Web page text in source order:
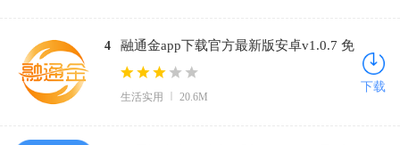
4
融通金app下载官方最新版安卓v1.0.7 免
费版
生活实用 20.6M
下载